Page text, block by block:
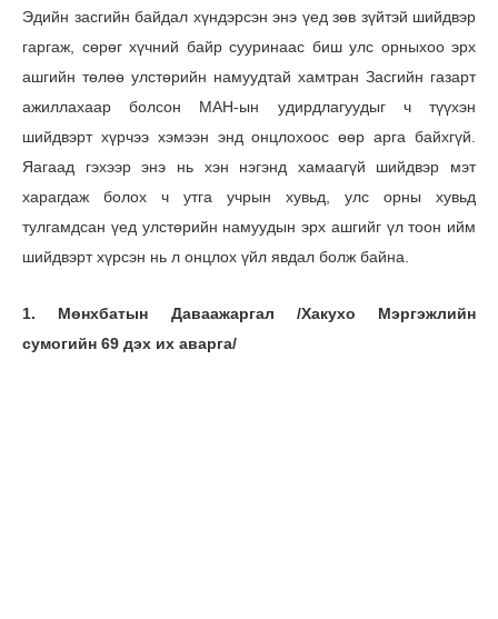
Эдийн засгийн байдал хүндэрсэн энэ үед зөв зүйтэй шийдвэр
гаргаж, сөрөг хүчний байр сууринаас биш улс орныхоо эрх
ашгийн төлөө улстөрийн намуудтай хамтран Засгийн газарт
ажиллахаар болсон МАН-ын удирдлагуудыг ч түүхэн
шийдвэрт хүрчээ хэмээн энд онцлохоос өөр арга байхгүй.
Яагаад гэхээр энэ нь хэн нэгэнд хамаагүй шийдвэр мэт
харагдаж болох ч утга учрын хувьд, улс орны хувьд
тулгамдсан үед улстөрийн намуудын эрх ашгийг үл тоон ийм
шийдвэрт хүрсэн нь л онцлох үйл явдал болж байна.
1. Мөнхбатын Даваажаргал /Хакухо Мэргэжлийн
сумогийн 69 дэх их аварга/